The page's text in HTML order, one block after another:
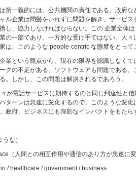
第一義的には、公共機関の責任である。政府な
ル企業は間髪をいれずに問題を解き、サービ
し、協力しなければならない。この 企業全体
の一部であり、一方的な受け手ではない。人
は、このような people-centric な態度をとって
業という観点から、現在の限界を認識しなくて
クの不足がある。ソフトウェアも問題である
。しかし、この問題は解決されるであろう。
が電話サービスに期待するのと同じ到達性と
ターンは急速に変化するので、このような変
政府、ビジネスにも深刻なインパクトをもたら
な）
（人間との相互作用や通信のあり方が急速に
/ healthcare / government / business